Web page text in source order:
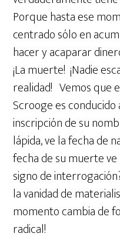
Porque hasta ese
centrado sólo en
hacer y acaparar
¡La muerte! ¡Nadie
realidad! Vemos que
Scrooge es
inscripción de su
lápida, ve la fecha de
fecha de su muerte ve
signo de
la vanidad de
momento cambia de
radical!